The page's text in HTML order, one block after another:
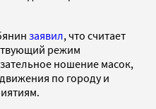
заявил, что считает
режим
ношение масок,
по городу и